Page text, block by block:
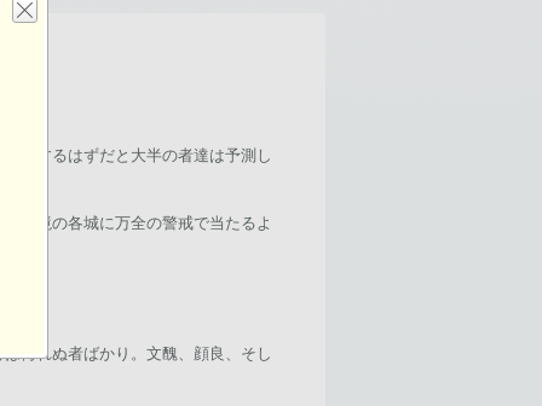
にするはずだと大半の者達は予測し
国境の各城に万全の警戒で当たるよ
侮れぬ者ばかり。文醜、顔良、そし